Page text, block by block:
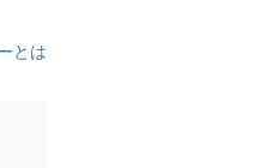
とは